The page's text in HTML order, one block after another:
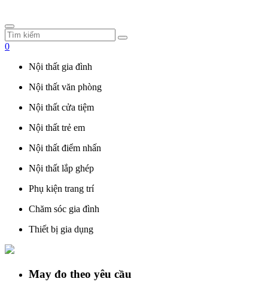
0
Nội thất gia đình
Nội thất văn phòng
Nội thất cửa tiệm
Nội thất trẻ em
Nội thất điểm nhấn
Nội thất lắp ghép
Phụ kiện trang trí
Chăm sóc gia đình
Thiết bị gia dụng
May đo theo yêu cầu